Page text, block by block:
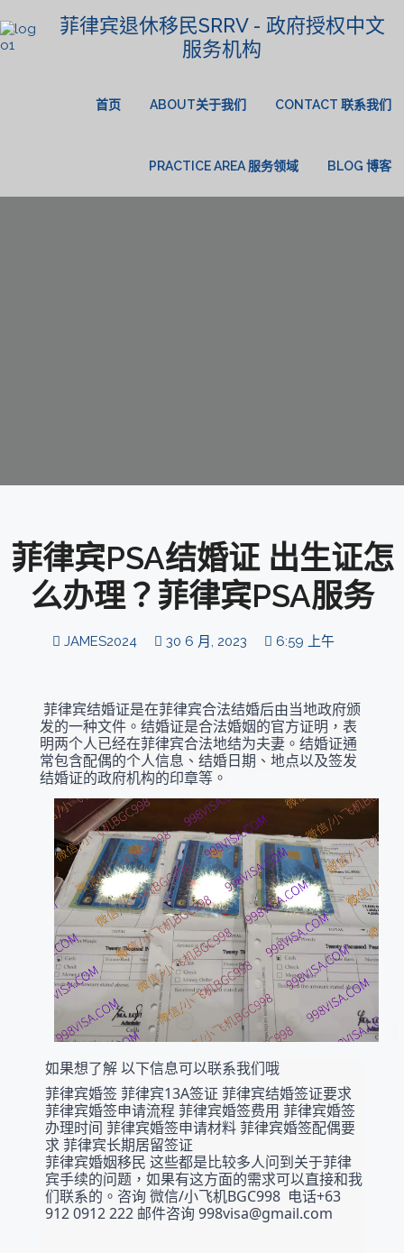
菲律宾退休移民SRRV - 政府授权中文
服务机构
首页 ABOUT关于我们 CONTACT 联系我们
PRACTICE AREA 服务领域 BLOG 博客
菲律宾PSA结婚证 出生证怎
么办理？菲律宾PSA服务
JAMES2024 30 6 月, 2023 6:59 上午
菲律宾结婚证是在菲律宾合法结婚后由当地政府颁
发的一种文件。结婚证是合法婚姻的官方证明，表
明两个人已经在菲律宾合法地结为夫妻。结婚证通
常包含配偶的个人信息、结婚日期、地点以及签发
结婚证的政府机构的印章等。
如果想了解 以下信息可以联系我们哦
菲律宾婚签 菲律宾13A签证 菲律宾结婚签证要求
菲律宾婚签申请流程 菲律宾婚签费用 菲律宾婚签
办理时间 菲律宾婚签申请材料 菲律宾婚签配偶要
求 菲律宾长期居留签证
菲律宾婚姻移民 这些都是比较多人问到关于菲律
宾手续的问题，如果有这方面的需求可以直接和我
们联系的。咨询 微信/小飞机BGC998  电话+63
912 0912 222 邮件咨询 998visa@gmail.com